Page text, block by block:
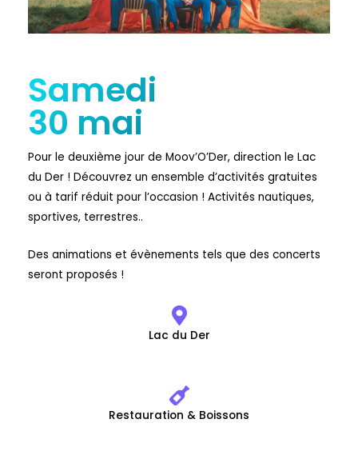
Samedi
30 mai
Pour le deuxième jour de Moov’O’Der, direction le Lac
du Der ! Découvrez un ensemble d’activités gratuites
ou à tarif réduit pour l’occasion ! Activités nautiques,
sportives, terrestres..
Des animations et évènements tels que des concerts
seront proposés !
Lac du Der
Restauration & Boissons